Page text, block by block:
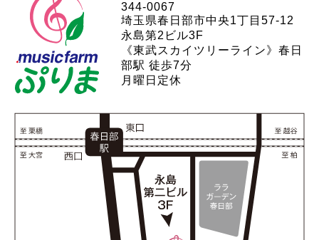
344-0067
埼玉県春日部市中央1丁目57-12
永島第2ビル3F
《東武スカイツリーライン》春日
部駅 徒歩7分
月曜日定休